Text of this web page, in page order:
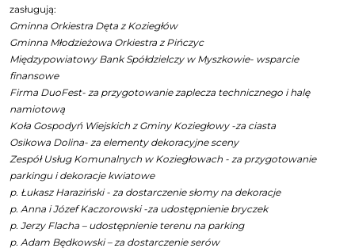
zasługują:
Gminna Orkiestra Dęta z Koziegłów
Gminna Młodzieżowa Orkiestra z Pińczyc
Międzypowiatowy Bank Spółdzielczy w Myszkowie- wsparcie
finansowe
Firma DuoFest- za przygotowanie zaplecza technicznego i halę
namiotową
Koła Gospodyń Wiejskich z Gminy Koziegłowy -za ciasta
Osikowa Dolina- za elementy dekoracyjne sceny
Zespół Usług Komunalnych w Koziegłowach - za przygotowanie
parkingu i dekoracje kwiatowe
p. Łukasz Haraziński - za dostarczenie słomy na dekoracje
p. Anna i Józef Kaczorowski -za udostępnienie bryczek
p. Jerzy Flacha – udostępnienie terenu na parking
p. Adam Będkowski – za dostarczenie serów